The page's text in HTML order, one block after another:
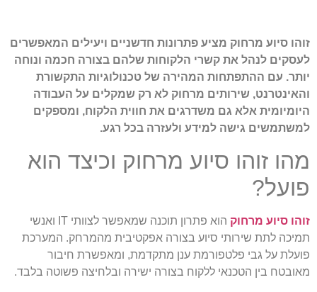
זוהו סיוע מרחוק מציע פתרונות חדשניים ויעילים המאפשרים
לעסקים לנהל את קשרי הלקוחות שלהם בצורה חכמה ונוחה
יותר. עם ההתפתחות המהירה של טכנולוגיות התקשורת
והאינטרנט, שירותים מרחוק לא רק שמקלים על העבודה
היומיומית אלא גם משדרגים את חווית הלקוח, ומספקים
למשתמשים גישה למידע ולעזרה בכל רגע.
מהו זוהו סיוע מרחוק וכיצד הוא
פועל?
זוהו סיוע מרחוק
הוא פתרון תוכנה שמאפשר לצוותי IT ואנשי
תמיכה לתת שירותי סיוע בצורה אפקטיבית מהמרחק. המערכת
פועלת על גבי פלטפורמת ענן מתקדמת, ומאפשרת חיבור
מאובטח בין הטכנאי ללקוח בצורה ישירה ובלחיצה פשוטה בלבד.